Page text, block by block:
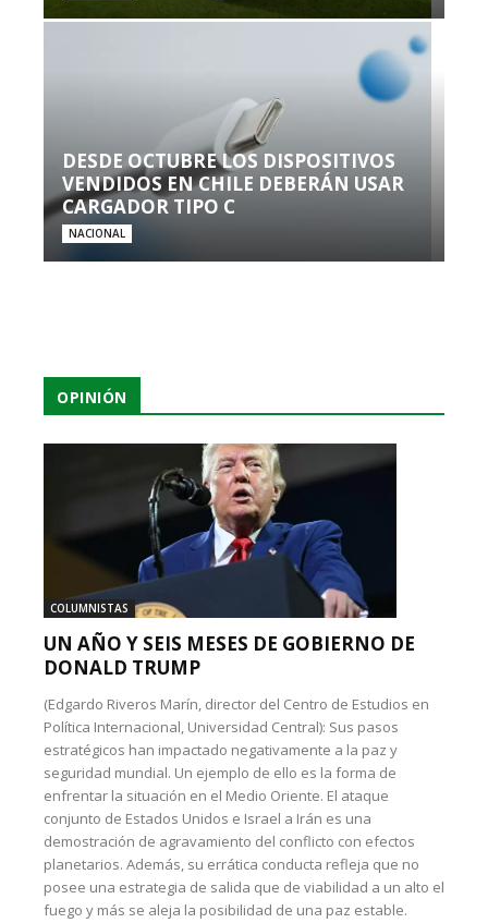
DESDE OCTUBRE LOS DISPOSITIVOS
VENDIDOS EN CHILE DEBERÁN USAR
CARGADOR TIPO C
NACIONAL
OPINIÓN
COLUMNISTAS
UN AÑO Y SEIS MESES DE GOBIERNO DE
DONALD TRUMP
(Edgardo Riveros Marín, director del Centro de Estudios en
Política Internacional, Universidad Central): Sus pasos
estratégicos han impactado negativamente a la paz y
seguridad mundial. Un ejemplo de ello es la forma de
enfrentar la situación en el Medio Oriente. El ataque
conjunto de Estados Unidos e Israel a Irán es una
demostración de agravamiento del conflicto con efectos
planetarios. Además, su errática conducta refleja que no
posee una estrategia de salida que de viabilidad a un alto el
fuego y más se aleja la posibilidad de una paz estable.